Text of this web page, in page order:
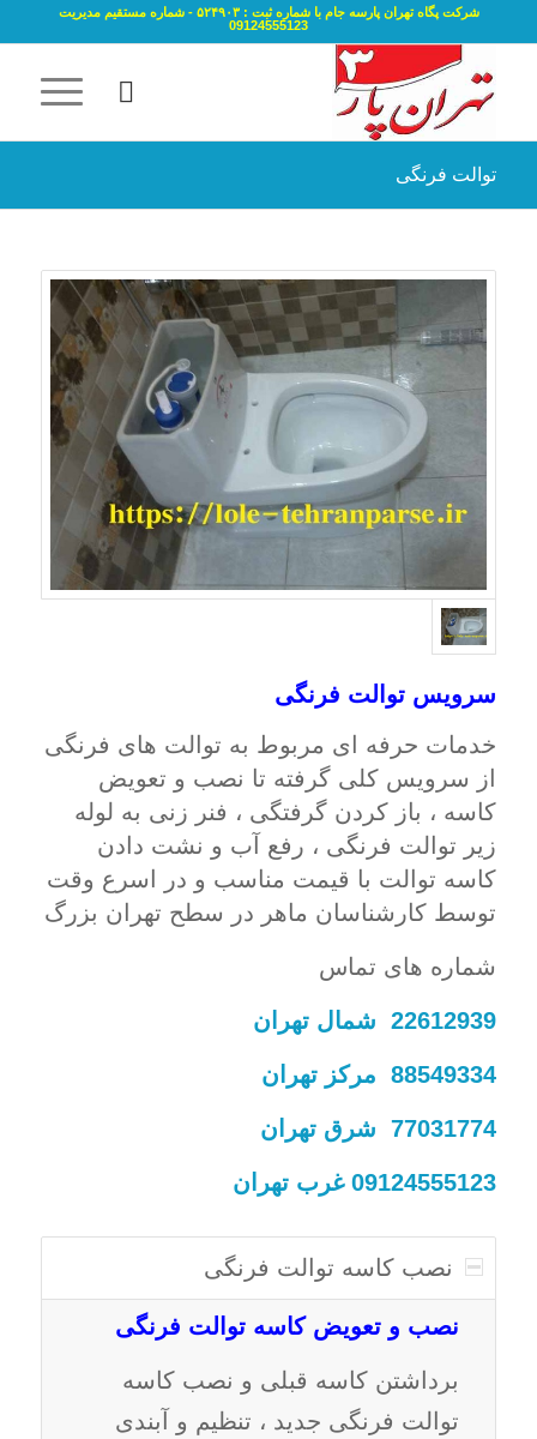
شرکت پگاه تهران پارسه جام با شماره ثبت : ۵۲۴۹۰۳ - شماره مستقیم مدیریت
09124555123
توالت فرنگی
سرویس توالت فرنگی
خدمات حرفه ای مربوط به توالت های فرنگی
از سرویس کلی گرفته تا نصب و تعویض
کاسه ، باز کردن گرفتگی ، فنر زنی به لوله
زیر توالت فرنگی ، رفع آب و نشت دادن
کاسه توالت با قیمت مناسب و در اسرع وقت
توسط کارشناسان ماهر در سطح تهران بزرگ
شماره های تماس
22612939 شمال تهران
88549334 مرکز تهران
77031774 شرق تهران
09124555123 غرب تهران
نصب کاسه توالت فرنگی
نصب و تعویض کاسه توالت فرنگی
برداشتن کاسه قبلی و نصب کاسه
توالت فرنگی جدید ، تنظیم و آبندی